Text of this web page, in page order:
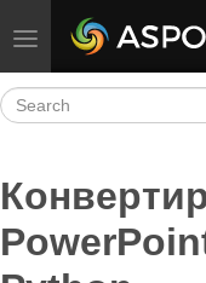
Toggle navigation